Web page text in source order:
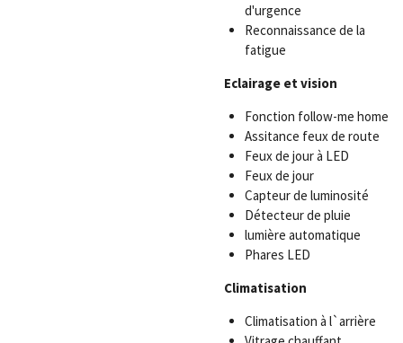
d'urgence
Reconnaissance de la
fatigue
Eclairage et vision
Fonction follow-me home
Assitance feux de route
Feux de jour à LED
Feux de jour
Capteur de luminosité
Détecteur de pluie
lumière automatique
Phares LED
Climatisation
Climatisation à l`arrière